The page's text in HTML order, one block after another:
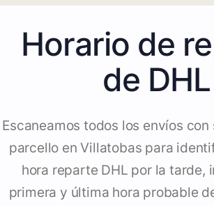
Horario de
de DHL
Escaneamos todos los envíos
parcello en Villatobas para
hora reparte DHL por la tarde,
primera y última hora probable